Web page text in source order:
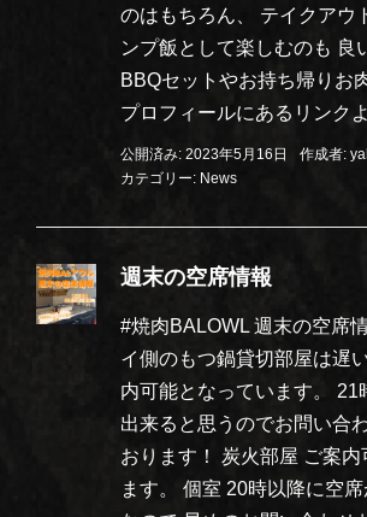
のはもちろん、 テイクアウ
ンプ飯として楽しむのも 良
BBQセットやお持ち帰りお
プロフィールにあるリンク
公開済み: 2023年5月16日 作成者:
カテゴリー: News
週末の空席情報
#焼肉BALOWL 週末の空席
イ側のもつ鍋貸切部屋は遅
内可能となっています。 21
出来ると思うのでお問い合
おります！ 炭火部屋 ご案
ます。 個室 20時以降に空